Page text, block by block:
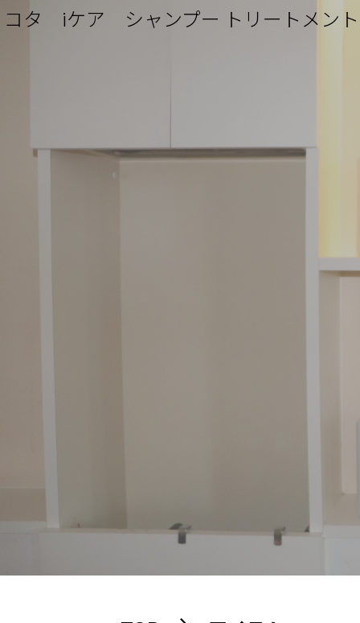
コタ iケア シャンプー トリートメント